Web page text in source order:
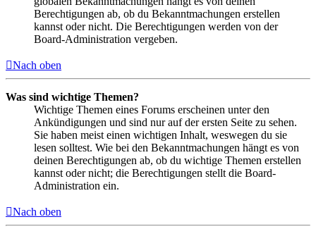
Berechtigungen ab, ob du Bekanntmachungen erstellen
kannst oder nicht. Die Berechtigungen werden von der
Board-Administration vergeben.
Nach oben
Was sind wichtige Themen?
Wichtige Themen eines Forums erscheinen unter den
Ankündigungen und sind nur auf der ersten Seite zu sehen.
Sie haben meist einen wichtigen Inhalt, weswegen du sie
lesen solltest. Wie bei den Bekanntmachungen hängt es von
deinen Berechtigungen ab, ob du wichtige Themen erstellen
kannst oder nicht; die Berechtigungen stellt die Board-
Administration ein.
Nach oben